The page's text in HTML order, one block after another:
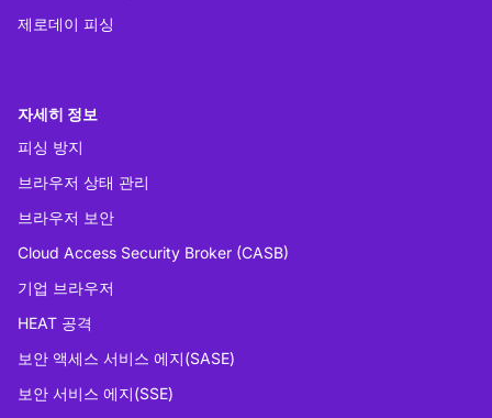
제로데이 피싱
자세히 정보
피싱 방지
브라우저 상태 관리
브라우저 보안
Cloud Access Security Broker (CASB)
기업 브라우저
HEAT 공격
보안 액세스 서비스 에지(SASE)
보안 서비스 에지(SSE)